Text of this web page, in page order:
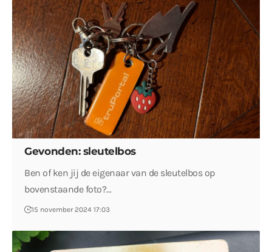
Gevonden: sleutelbos
Ben of ken jij de eigenaar van de sleutelbos op
bovenstaande foto?…
15 november 2024 17:03